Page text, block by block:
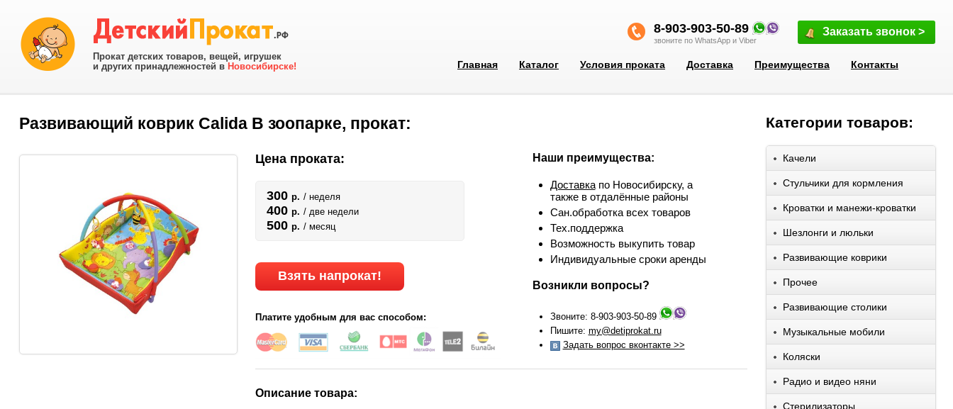
Прокат детских товаров, вещей, игрушек
и других принадлежностей в Новосибирске!
8-903-903-50-89
звоните по WhatsApp и Viber
Заказать звонок >
Главная Каталог Условия проката Доставка Преимущества Контакты
Развивающий коврик Calida В зоопарке, прокат:
Цена проката:
300 р. / неделя
400 р. / две недели
500 р. / месяц
Взять напрокат!
Платите удобным для вас способом:
Наши преимущества:
Доставкапо Новосибирску, а
также в отдалённые районы
Сан.обработка всех товаров
Тех.поддержка
Возможность выкупить товар
Индивидуальные сроки аренды
Возникли вопросы?
Звоните: 8-903-903-50-89
Пишите: my@detiprokat.ru
Задать вопрос вконтакте >>
Описание товара:
Категории товаров:
Качели
Стульчики для кормления
Кроватки и манежи-кроватки
Шезлонги и люльки
Развивающие коврики
Прочее
Развивающие столики
Музыкальные мобили
Коляски
Радио и видео няни
Стерилизаторы